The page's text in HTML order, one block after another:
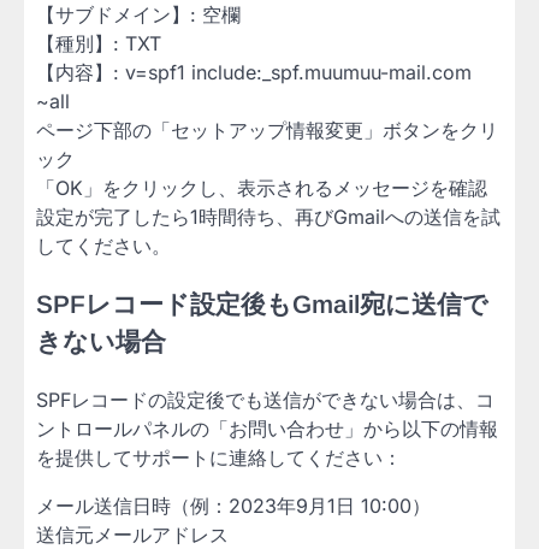
【サブドメイン】: 空欄
【種別】: TXT
【内容】: v=spf1 include:_spf.muumuu-mail.com
~all
ページ下部の「セットアップ情報変更」ボタンをクリ
ック
「OK」をクリックし、表示されるメッセージを確認
設定が完了したら1時間待ち、再びGmailへの送信を試
してください。
SPFレコード設定後もGmail宛に送信で
きない場合
SPFレコードの設定後でも送信ができない場合は、コ
ントロールパネルの「お問い合わせ」から以下の情報
を提供してサポートに連絡してください：
メール送信日時（例：2023年9月1日 10:00）
送信元メールアドレス